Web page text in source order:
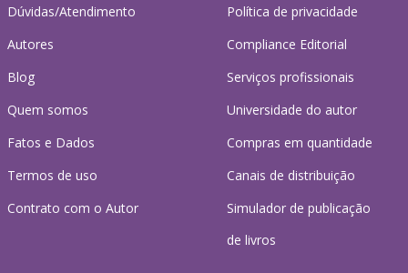
Dúvidas/Atendimento
Autores
Blog
Quem somos
Fatos e Dados
Termos de uso
Contrato com o Autor
Política de privacidade
Compliance Editorial
Serviços profissionais
Universidade do autor
Compras em quantidade
Canais de distribuição
Simulador de publicação
de livros